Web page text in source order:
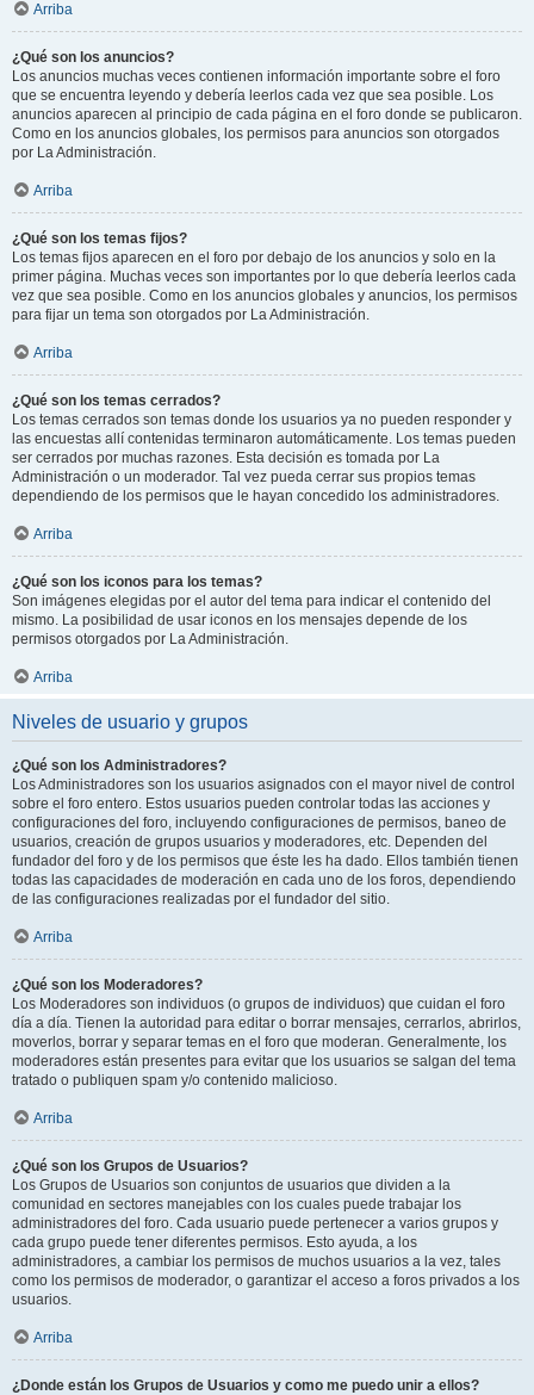
Arriba
¿Qué son los anuncios?
Los anuncios muchas veces contienen información importante sobre el foro
que se encuentra leyendo y debería leerlos cada vez que sea posible. Los
anuncios aparecen al principio de cada página en el foro donde se publicaron.
Como en los anuncios globales, los permisos para anuncios son otorgados
por La Administración.
Arriba
¿Qué son los temas fijos?
Los temas fijos aparecen en el foro por debajo de los anuncios y solo en la
primer página. Muchas veces son importantes por lo que debería leerlos cada
vez que sea posible. Como en los anuncios globales y anuncios, los permisos
para fijar un tema son otorgados por La Administración.
Arriba
¿Qué son los temas cerrados?
Los temas cerrados son temas donde los usuarios ya no pueden responder y
las encuestas allí contenidas terminaron automáticamente. Los temas pueden
ser cerrados por muchas razones. Esta decisión es tomada por La
Administración o un moderador. Tal vez pueda cerrar sus propios temas
dependiendo de los permisos que le hayan concedido los administradores.
Arriba
¿Qué son los iconos para los temas?
Son imágenes elegidas por el autor del tema para indicar el contenido del
mismo. La posibilidad de usar iconos en los mensajes depende de los
permisos otorgados por La Administración.
Arriba
Niveles de usuario y grupos
¿Qué son los Administradores?
Los Administradores son los usuarios asignados con el mayor nivel de control
sobre el foro entero. Estos usuarios pueden controlar todas las acciones y
configuraciones del foro, incluyendo configuraciones de permisos, baneo de
usuarios, creación de grupos usuarios y moderadores, etc. Dependen del
fundador del foro y de los permisos que éste les ha dado. Ellos también tienen
todas las capacidades de moderación en cada uno de los foros, dependiendo
de las configuraciones realizadas por el fundador del sitio.
Arriba
¿Qué son los Moderadores?
Los Moderadores son individuos (o grupos de individuos) que cuidan el foro
día a día. Tienen la autoridad para editar o borrar mensajes, cerrarlos, abrirlos,
moverlos, borrar y separar temas en el foro que moderan. Generalmente, los
moderadores están presentes para evitar que los usuarios se salgan del tema
tratado o publiquen spam y/o contenido malicioso.
Arriba
¿Qué son los Grupos de Usuarios?
Los Grupos de Usuarios son conjuntos de usuarios que dividen a la
comunidad en sectores manejables con los cuales puede trabajar los
administradores del foro. Cada usuario puede pertenecer a varios grupos y
cada grupo puede tener diferentes permisos. Esto ayuda, a los
administradores, a cambiar los permisos de muchos usuarios a la vez, tales
como los permisos de moderador, o garantizar el acceso a foros privados a los
usuarios.
Arriba
¿Donde están los Grupos de Usuarios y como me puedo unir a ellos?